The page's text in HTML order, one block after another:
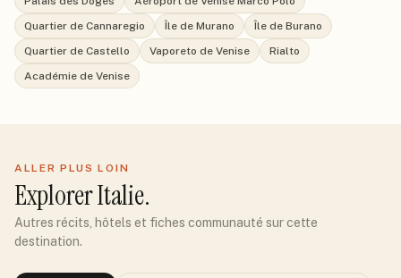
Quartier de Cannaregio
Île de Murano
Île de Burano
Quartier de Castello
Vaporeto de Venise
Rialto
Académie de Venise
ALLER PLUS LOIN
ExplorerItalie.
Autres récits, hôtels et fiches communauté sur cette
destination.